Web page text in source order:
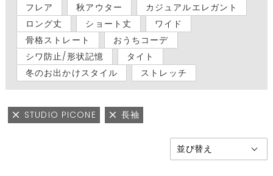
フレア
秋アウター
カジュアルエレガント
ロング丈
ショート丈
ワイド
骨格ストレート
おうちコーデ
シワ防止/形状記憶
タイト
冬のお出かけスタイル
ストレッチ
STUDIO PICONE 長袖